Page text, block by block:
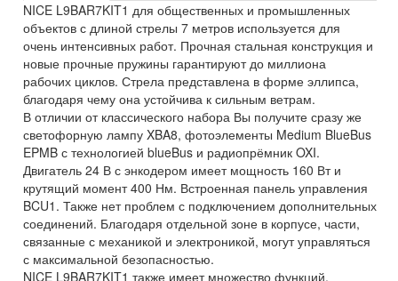
NICE L9BAR7KIT1 для общественных и промышленных
объектов с длиной стрелы 7 метров используется для
очень интенсивных работ. Прочная стальная конструкция и
новые прочные пружины гарантируют до миллиона
рабочих циклов. Стрела представлена в форме эллипса,
благодаря чему она устойчива к сильным ветрам.
В отличии от классического набора Вы получите сразу же
светофорную лампу XBA8, фотоэлементы Medium BlueBus
EPMB с технологией blueBus и радиопрёмник OXI.
Двигатель 24 В с энкодером имеет мощность 160 Вт и
крутящий момент 400 Нм. Встроенная панель управления
BCU1. Также нет проблем с подключением дополнительных
соединений. Благодаря отдельной зоне в корпусе, части,
связанные с механикой и электроникой, могут управляться
с максимальной безопасностью.
NICE L9BAR7KIT1 также имеет множество функций,